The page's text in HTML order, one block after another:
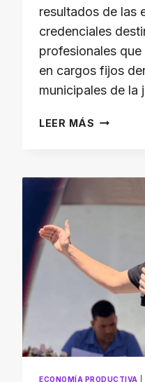
resultados de las
credenciales
profesionales
en cargos fijos
municipales de
LEER MÁS
DE
ECONOMÍA PRODUCTIVA